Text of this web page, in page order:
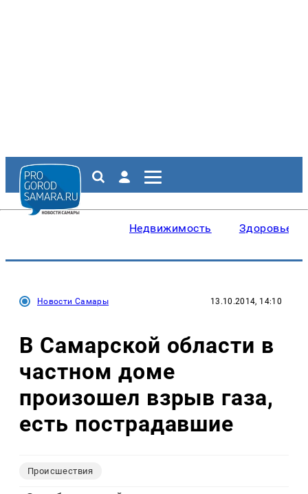
Недвижимость Здоровье
Новости Самары 13.10.2014, 14:10
В Самарской области в
частном доме
произошел взрыв газа,
есть пострадавшие
Происшествия